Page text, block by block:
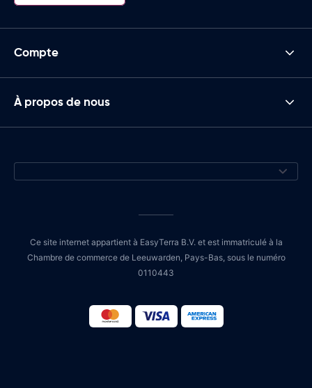
Compte
À propos de nous
Ce site internet appartient à EasyTerra B.V. et est immatriculé à la
Chambre de commerce de Leeuwarden, Pays-Bas, sous le numéro
0110443